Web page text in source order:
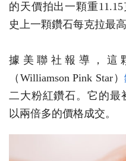
的天價拍出一顆重
史上一顆鑽石每克拉最
據美聯社報導，這
（Williamson Pink Star）
二大粉紅鑽石。它的最
以兩倍多的價格成交。